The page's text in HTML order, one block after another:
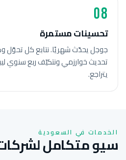
08
تحسينات مستمرة
تحديث خوارزمي ونتكيّف ربع سنوي
يتراجع.
الخدمات في السعودية
سيو متكامل